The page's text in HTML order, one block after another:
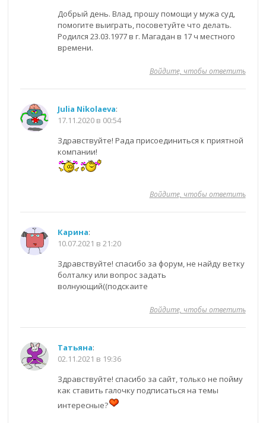
Добрый день. Влад, прошу помощи у мужа суд,
помогите выиграть, посоветуйте что делать.
Родился 23.03.1977 в г. Магадан в 17 ч местного
времени.
Войдите, чтобы ответить
Julia Nikolaeva:
17.11.2020 в 00:54
Здравствуйте! Рада присоединиться к приятной
компании!
Войдите, чтобы ответить
Карина:
10.07.2021 в 21:20
Здравствуйте! спасибо за форум, не найду ветку
болталку или вопрос задать
волнующий((подскаите
Войдите, чтобы ответить
Татьяна:
02.11.2021 в 19:36
Здравствуйте! спасибо за сайт, только не пойму
как ставить галочку подписаться на темы
интересные?